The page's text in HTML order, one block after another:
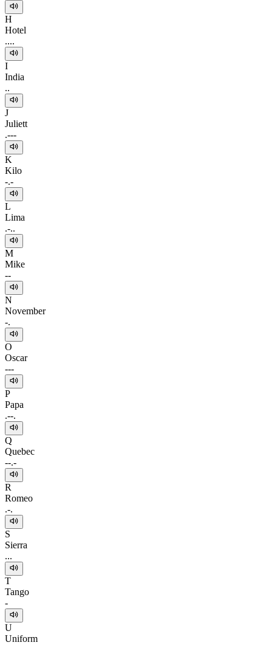
H
Hotel
....
I
India
..
J
Juliett
.---
K
Kilo
-.-
L
Lima
.-..
M
Mike
--
N
November
-.
O
Oscar
---
P
Papa
.--.
Q
Quebec
--.-
R
Romeo
.-.
S
Sierra
...
T
Tango
-
U
Uniform